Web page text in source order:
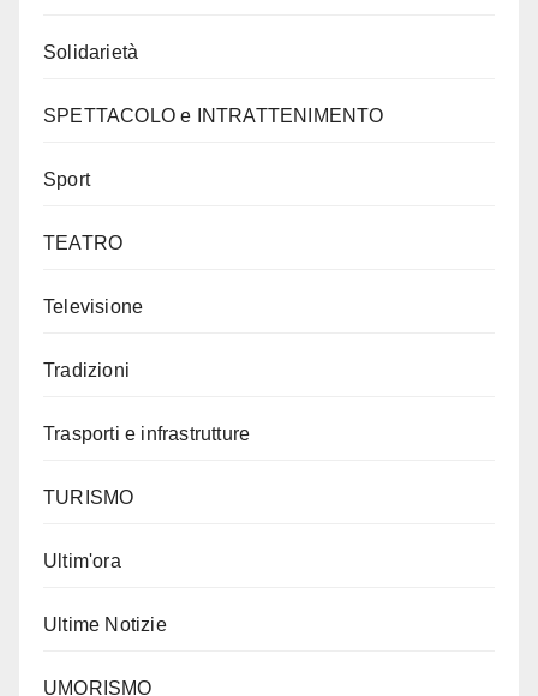
Solidarietà
SPETTACOLO e INTRATTENIMENTO
Sport
TEATRO
Televisione
Tradizioni
Trasporti e infrastrutture
TURISMO
Ultim'ora
Ultime Notizie
UMORISMO